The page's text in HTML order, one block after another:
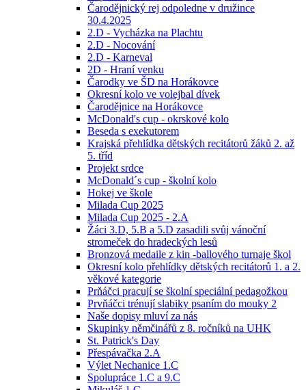
Čarodějnický rej odpoledne v družince
30.4.2025
2.D - Vycházka na Plachtu
2.D - Nocování
2.D - Karneval
2D - Hraní venku
Čarodky ve ŠD na Horákovce
Okresní kolo ve volejbal dívek
Čarodějnice na Horákovce
McDonald's cup - okrskové kolo
Beseda s exekutorem
Krajská přehlídka dětských recitátorů žáků 2. až
5. tříd
Projekt srdce
McDonald´s cup - školní kolo
Hokej ve škole
Milada Cup 2025
Milada Cup 2025 - 2.A
Žáci 3.D, 5.B a 5.D zasadili svůj vánoční
stromeček do hradeckých lesů
Bronzová medaile z kin -ballového turnaje škol
Okresní kolo přehlídky dětských recitátorů 1. a 2.
věkové kategorie
Prňáčci pracují se školní speciální pedagožkou
Prvňáčci trénují slabiky psaním do mouky 2
Naše dopisy mluví za nás
Skupinky němčinářů z 8. ročníků na UHK
St. Patrick's Day
Přespávačka 2.A
Výlet Nechanice 1.C
Spolupráce 1.C a 9.C